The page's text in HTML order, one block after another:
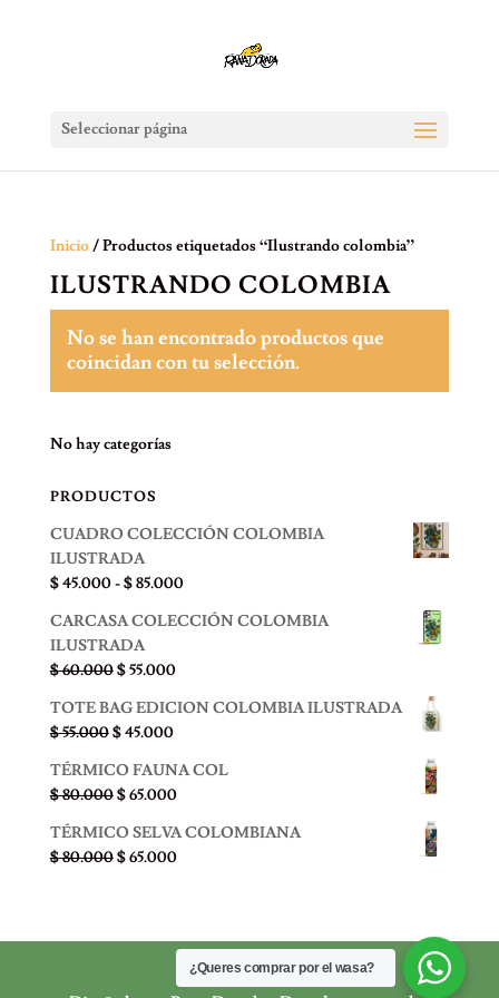
Seleccionar página
Inicio/ Productos etiquetados “Ilustrando colombia”
ILUSTRANDO COLOMBIA
No se han encontrado productos que
coincidan con tu selección.
No hay categorías
PRODUCTOS
CUADRO COLECCIÓN COLOMBIA
ILUSTRADA
$45.000-$85.000Rango
precios:
hasta
CARCASA COLECCIÓN COLOMBIA
ILUSTRADA
$60.000El
original
era:
$ 60.000.
$55.000El
actual
$ 55.000.
TOTE BAG EDICION COLOMBIA ILUSTRADA
$55.000El
original
era:
$ 55.000.
$45.000El
actual
es:
$ 45.000.
TÉRMICO FAUNA COL
$80.000El
original
era:
$65.000El
actual
es:
TÉRMICO SELVA COLOMBIANA
$80.000El
$ 80.000.
$65.000El
$ 65.000.
¿Queres comprar por el wasa?